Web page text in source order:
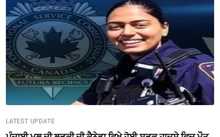
LATEST UPDATE